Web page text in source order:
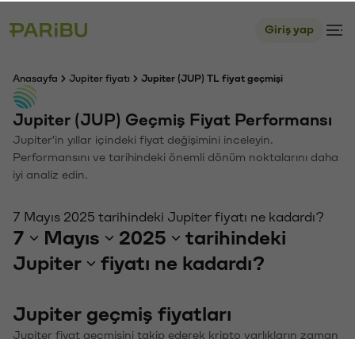
Giriş yap
Anasayfa Jupiter fiyatı Jupiter (JUP) TL fiyat geçmişi
Jupiter (JUP) Geçmiş Fiyat Performansı
Jupiter'in yıllar içindeki fiyat değişimini inceleyin.
Performansını ve tarihindeki önemli dönüm noktalarını daha
iyi analiz edin.
7 Mayıs 2025 tarihindeki Jupiter fiyatı ne kadardı?
7 Mayıs 2025
tarihindeki
Jupiter
fiyatı ne kadardı?
Jupiter geçmiş fiyatları
Jupiter fiyat geçmişini takip ederek kripto varlıkların zaman